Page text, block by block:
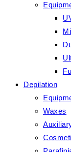
Depilation
Waxes